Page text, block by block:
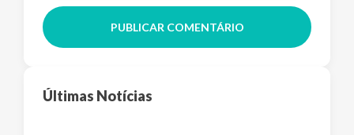
PUBLICAR COMENTÁRIO
Últimas Notícias